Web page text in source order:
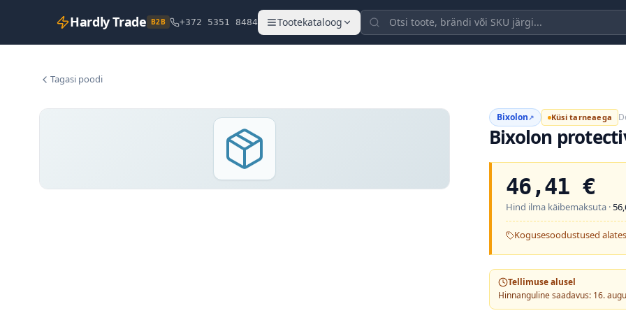
Hardly Trade B2B +372 5351 8484 Tootekataloog
Tagasi poodi
Bixolon↗ Küsi tarneaega
Bixolon
46,41 €
Hind ilma käibemaksuta ·
Kogusesoodustused
Tellimuse alusel
Hinnanguline saadavus: 16.